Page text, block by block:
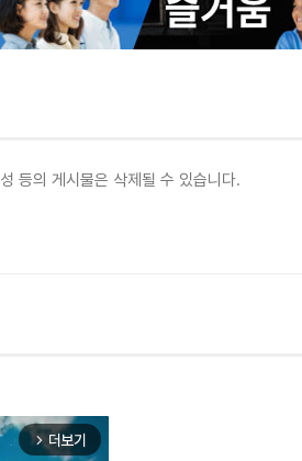
arrow_forward_ios 더보기